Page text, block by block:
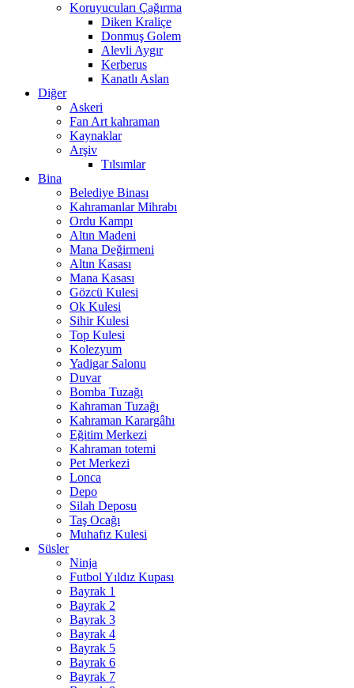
Koruyucuları Çağırma
Diken Kraliçe
Donmuş Golem
Alevli Aygır
Kerberus
Kanatlı Aslan
Diğer
Askeri
Fan Art kahraman
Kaynaklar
Arşiv
Tılsımlar
Bina
Belediye Binası
Kahramanlar Mihrabı
Ordu Kampı
Altın Madeni
Mana Değirmeni
Altın Kasası
Mana Kasası
Gözcü Kulesi
Ok Kulesi
Sihir Kulesi
Top Kulesi
Kolezyum
Yadigar Salonu
Duvar
Bomba Tuzağı
Kahraman Tuzağı
Kahraman Karargâhı
Eğitim Merkezi
Kahraman totemi
Pet Merkezi
Lonca
Depo
Silah Deposu
Taş Ocağı
Muhafız Kulesi
Süsler
Ninja
Futbol Yıldız Kupası
Bayrak 1
Bayrak 2
Bayrak 3
Bayrak 4
Bayrak 5
Bayrak 6
Bayrak 7